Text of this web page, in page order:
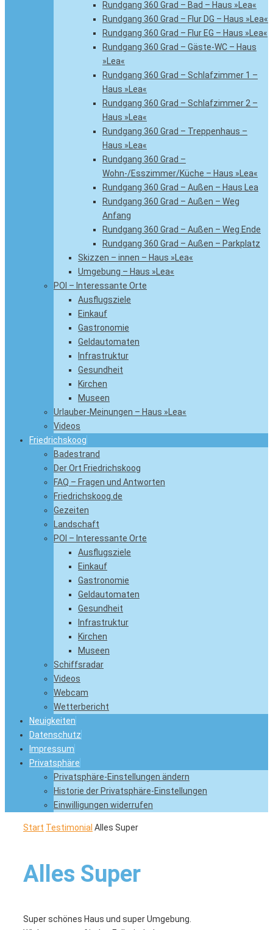
Rundgang 360 Grad – Bad – Haus »Lea«
Rundgang 360 Grad – Flur DG – Haus »Lea«
Rundgang 360 Grad – Flur EG – Haus »Lea«
Rundgang 360 Grad – Gäste-WC – Haus
»Lea«
Rundgang 360 Grad – Schlafzimmer 1 –
Haus »Lea«
Rundgang 360 Grad – Schlafzimmer 2 –
Haus »Lea«
Rundgang 360 Grad – Treppenhaus –
Haus »Lea«
Rundgang 360 Grad –
Wohn-/Esszimmer/Küche – Haus »Lea«
Rundgang 360 Grad – Außen – Haus Lea
Rundgang 360 Grad – Außen – Weg
Anfang
Rundgang 360 Grad – Außen – Weg Ende
Rundgang 360 Grad – Außen – Parkplatz
Skizzen – innen – Haus »Lea«
Umgebung – Haus »Lea«
POI – Interessante Orte
Ausflugsziele
Einkauf
Gastronomie
Geldautomaten
Infrastruktur
Gesundheit
Kirchen
Museen
Urlauber-Meinungen – Haus »Lea«
Videos
Friedrichskoog
Badestrand
Der Ort Friedrichskoog
FAQ – Fragen und Antworten
Friedrichskoog.de
Gezeiten
Landschaft
POI – Interessante Orte
Ausflugsziele
Einkauf
Gastronomie
Geldautomaten
Gesundheit
Infrastruktur
Kirchen
Museen
Schiffsradar
Videos
Webcam
Wetterbericht
Neuigkeiten
Datenschutz
Impressum
Privatsphäre
Privatsphäre-Einstellungen ändern
Historie der Privatsphäre-Einstellungen
Einwilligungen widerrufen
Start Testimonial Alles Super
Alles Super
Super schönes Haus und super Umgebung.